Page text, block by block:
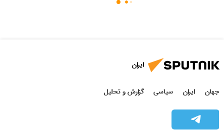
ایران
جهان ایران سیاسی گزارش و تحلیل